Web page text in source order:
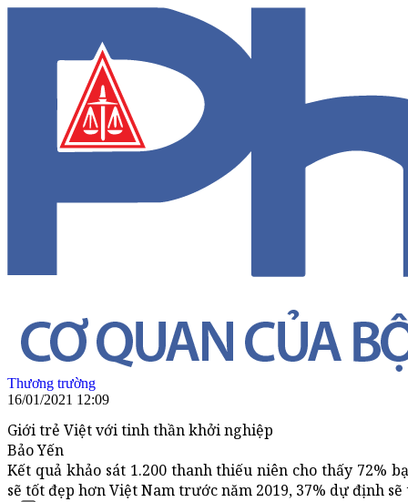
Thương trường
16/01/2021 12:09
Giới trẻ Việt với tinh thần khởi nghiệp
Bảo Yến
Kết quả khảo sát 1.200 thanh thiếu niên cho thấy 72%
sẽ tốt đẹp hơn Việt Nam trước năm 2019, 37% dự định